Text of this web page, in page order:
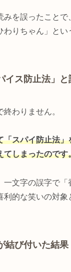
みを誤ったこと
わりちゃん」と
イス防止法」と
わりません。
「スパイ防止法」
てしまったのです
一文字の誤字で「
利的な笑いの対象
結び付いた結果